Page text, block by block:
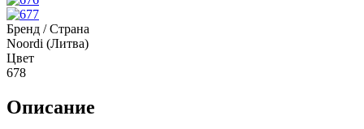
Бренд / Страна
Noordi (Литва)
Цвет
678
Описание